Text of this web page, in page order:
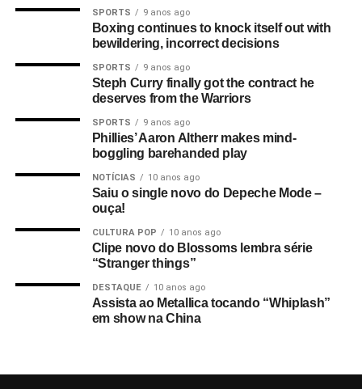
SPORTS 9 anos ago
Boxing continues to knock itself out with
bewildering, incorrect decisions
SPORTS 9 anos ago
Steph Curry finally got the contract he
deserves from the Warriors
SPORTS 9 anos ago
Phillies’ Aaron Altherr makes mind-
boggling barehanded play
NOTÍCIAS 10 anos ago
Saiu o single novo do Depeche Mode –
ouça!
CULTURA POP 10 anos ago
Clipe novo do Blossoms lembra série
“Stranger things”
DESTAQUE 10 anos ago
Assista ao Metallica tocando “Whiplash”
em show na China